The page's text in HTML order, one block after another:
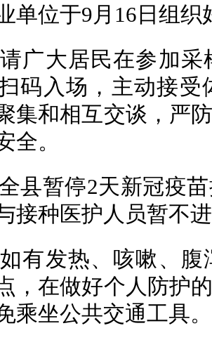
单位于9月16日组
请广大居民在参加
码入场，主动接
集和相互交谈，严
全。
全县暂停2天新冠疫
接种医护人员暂不
如有发热、咳嗽、
，在做好个人防护
乘坐公共交通工具。